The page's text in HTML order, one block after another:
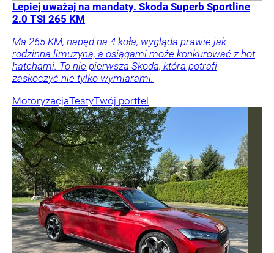
Lepiej uważaj na mandaty. Skoda Superb Sportline
2.0 TSI 265 KM
Ma 265 KM, napęd na 4 koła, wygląda prawie jak
rodzinna limuzyna, a osiągami może konkurować z hot
hatchami. To nie pierwsza Skoda, która potrafi
zaskoczyć nie tylko wymiarami.
MotoryzacjaTestyTwój portfel